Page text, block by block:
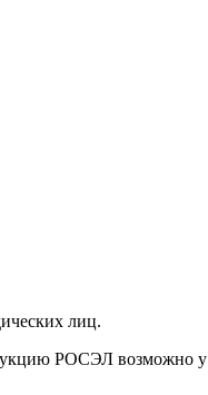
лиц.
РОСЭЛ возможно у